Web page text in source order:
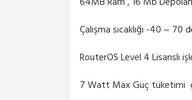
Çalışma sıcaklığı -40 ~ 70
RouterOS Level 4 Lisanslı
7 Watt Max Güç tüketimi